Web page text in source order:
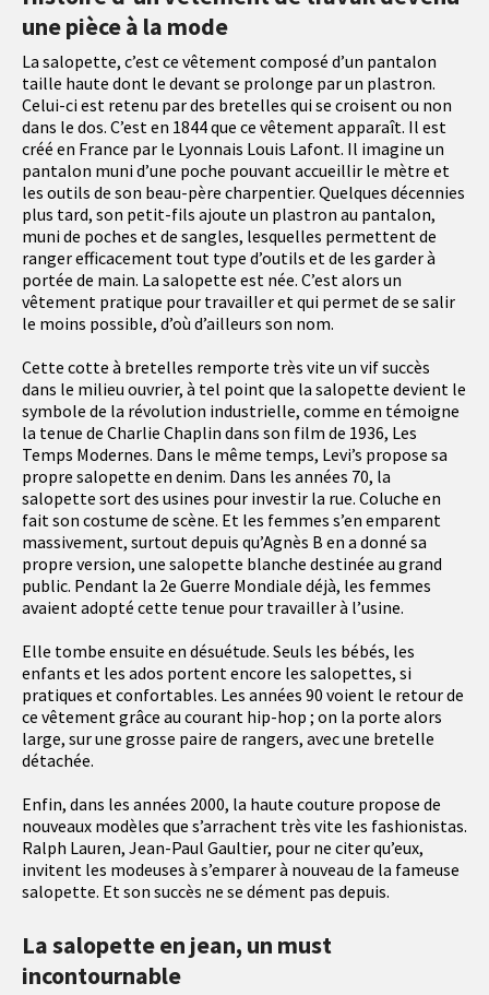
une pièce à la mode
La salopette, c’est ce vêtement composé d’un pantalon
taille haute dont le devant se prolonge par un plastron.
Celui-ci est retenu par des bretelles qui se croisent ou non
dans le dos. C’est en 1844 que ce vêtement apparaît. Il est
créé en France par le Lyonnais Louis Lafont. Il imagine un
pantalon muni d’une poche pouvant accueillir le mètre et
les outils de son beau-père charpentier. Quelques décennies
plus tard, son petit-fils ajoute un plastron au pantalon,
muni de poches et de sangles, lesquelles permettent de
ranger efficacement tout type d’outils et de les garder à
portée de main. La salopette est née. C’est alors un
vêtement pratique pour travailler et qui permet de se salir
le moins possible, d’où d’ailleurs son nom.
Cette cotte à bretelles remporte très vite un vif succès
dans le milieu ouvrier, à tel point que la salopette devient le
symbole de la révolution industrielle, comme en témoigne
la tenue de Charlie Chaplin dans son film de 1936, Les
Temps Modernes. Dans le même temps, Levi’s propose sa
propre salopette en denim. Dans les années 70, la
salopette sort des usines pour investir la rue. Coluche en
fait son costume de scène. Et les femmes s’en emparent
massivement, surtout depuis qu’Agnès B en a donné sa
propre version, une salopette blanche destinée au grand
public. Pendant la 2e Guerre Mondiale déjà, les femmes
avaient adopté cette tenue pour travailler à l’usine.
Elle tombe ensuite en désuétude. Seuls les bébés, les
enfants et les ados portent encore les salopettes, si
pratiques et confortables. Les années 90 voient le retour de
ce vêtement grâce au courant hip-hop ; on la porte alors
large, sur une grosse paire de rangers, avec une bretelle
détachée.
Enfin, dans les années 2000, la haute couture propose de
nouveaux modèles que s’arrachent très vite les fashionistas.
Ralph Lauren, Jean-Paul Gaultier, pour ne citer qu’eux,
invitent les modeuses à s’emparer à nouveau de la fameuse
salopette. Et son succès ne se dément pas depuis.
La salopette en jean, un must
incontournable